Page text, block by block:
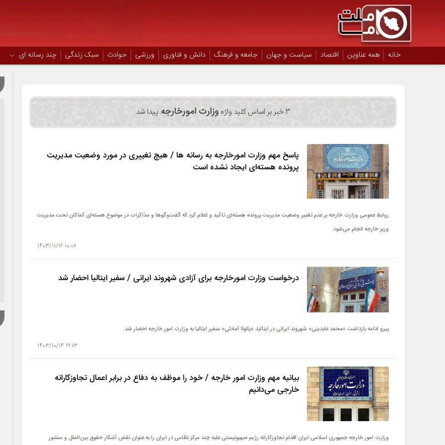
خانه همه عناوین اقتصاد سیاست و جهان جامعه و فرهنگ دانش و فناوری ورزشی حوادث سبک زندگی چند رسانه ای
3 خبر بر اساس کلید واژه وزارت امورخارجه پیدا شد
پاسخ مهم وزارت امورخارجه به رسانه ها / هیچ تغییری در مورد وضعیت مدیریت
پرونده هسته‌ای ایجاد نشده است
روابط عمومی وزارت خارجه بر عدم تغییر وضعیت مدیریت پرونده هسته‌ای تاکید و اعلام کرد که گفت‌وگوها و مذاکرات در موضوع هسته‌ای کماکان تحت مدیریت
وزیر خارجه انجام می‌شود.
10:08 1403/11/16
درخواست وزارت امورخارجه برای آزادی شهروند ایرانی / سفیر ایتالیا احضار شد
پیرو ادامه بازداشت «محمد عابدینی» شهروند ایرانی در ایتالیا، «پائولا آمادئی» سفیر ایتالیا به وزارت امور خارجه احضار شد.
19:13 1403/10/14
بیانیه مهم وزارت امور خارجه / خود را موظف به دفاع در برابر اعمال تجاوزکارانه
خارجی می‌دانیم
وزارت امور خارجه جمهوری اسلامی ایران اقدام تجاوزکارانه رژیم صهیونیستی علیه چند مرکز نظامی در ایران را به عنوان نقض آشکار حقوق بین‌الملل و منشور